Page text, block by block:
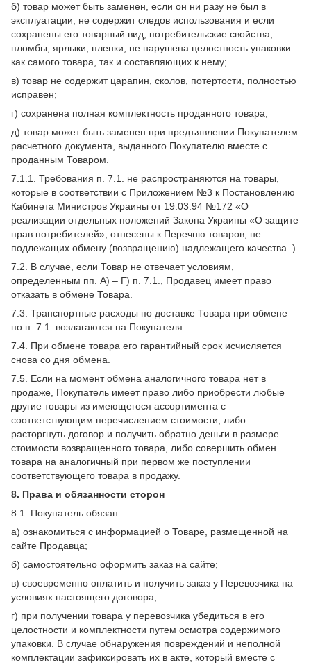
б) товар может быть заменен, если он ни разу не был в
эксплуатации, не содержит следов использования и если
сохранены его товарный вид, потребительские свойства,
пломбы, ярлыки, пленки, не нарушена целостность упаковки
как самого товара, так и составляющих к нему;
в) товар не содержит царапин, сколов, потертости, полностью
исправен;
г) сохранена полная комплектность проданного товара;
д) товар может быть заменен при предъявлении Покупателем
расчетного документа, выданного Покупателю вместе с
проданным Товаром.
7.1.1. Требования п. 7.1. не распространяются на товары,
которые в соответствии с Приложением №3 к Постановлению
Кабинета Министров Украины от 19.03.94 №172 «О
реализации отдельных положений Закона Украины «О защите
прав потребителей», отнесены к Перечню товаров, не
подлежащих обмену (возвращению) надлежащего качества. )
7.2. В случае, если Товар не отвечает условиям,
определенным пп. А) – Г) п. 7.1., Продавец имеет право
отказать в обмене Товара.
7.3. Транспортные расходы по доставке Товара при обмене
по п. 7.1. возлагаются на Покупателя.
7.4. При обмене товара его гарантийный срок исчисляется
снова со дня обмена.
7.5. Если на момент обмена аналогичного товара нет в
продаже, Покупатель имеет право либо приобрести любые
другие товары из имеющегося ассортимента с
соответствующим перечислением стоимости, либо
расторгнуть договор и получить обратно деньги в размере
стоимости возвращенного товара, либо совершить обмен
товара на аналогичный при первом же поступлении
соответствующего товара в продажу.
8. Права и обязанности сторон
8.1. Покупатель обязан:
а) ознакомиться с информацией о Товаре, размещенной на
сайте Продавца;
б) самостоятельно оформить заказ на сайте;
в) своевременно оплатить и получить заказ у Перевозчика на
условиях настоящего договора;
г) при получении товара у перевозчика убедиться в его
целостности и комплектности путем осмотра содержимого
упаковки. В случае обнаружения повреждений и неполной
комплектации зафиксировать их в акте, который вместе с